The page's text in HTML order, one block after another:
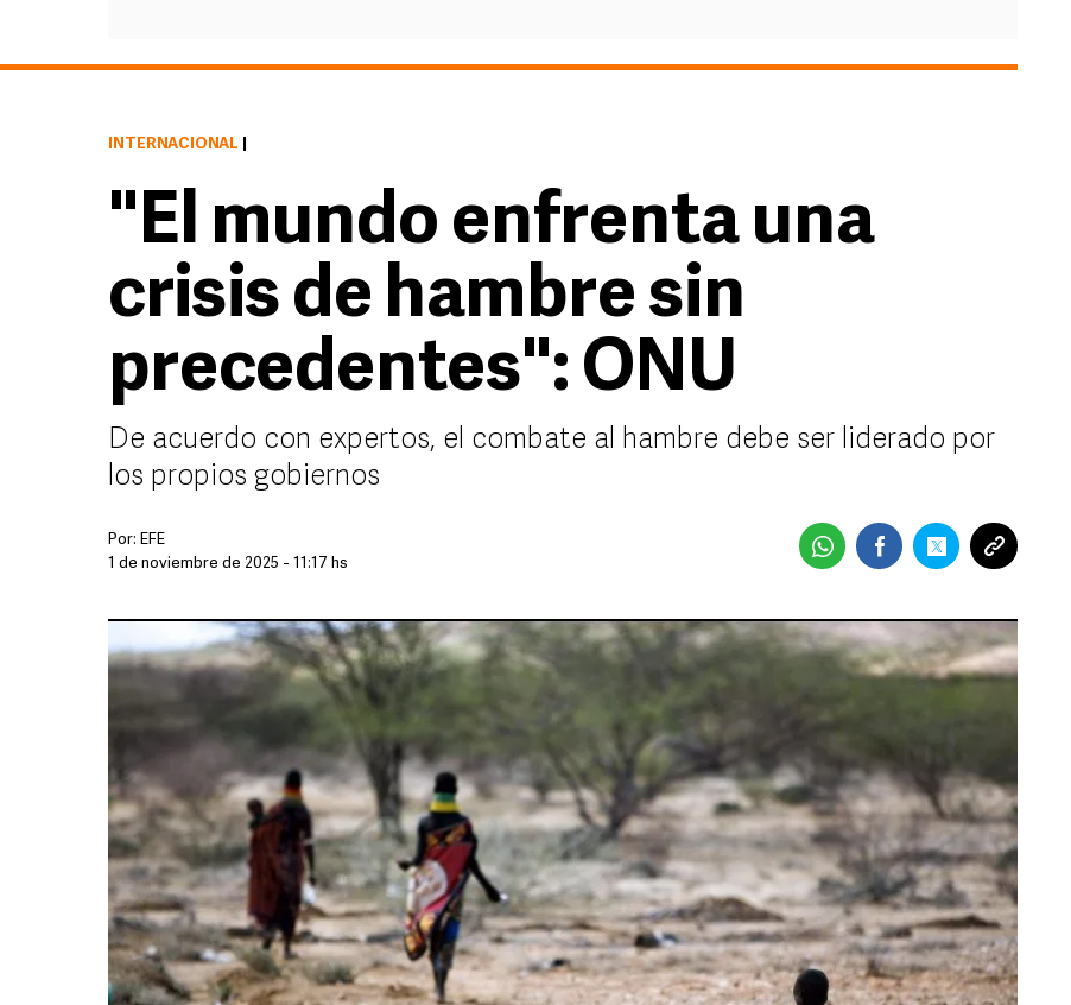
INTERNACIONAL
"El mundo enfrenta una
crisis de hambre sin
precedentes": ONU
De acuerdo con expertos, el combate al hambre debe ser liderado por
los propios gobiernos
Por: EFE
1 de noviembre de 2025 - 11:17 hs